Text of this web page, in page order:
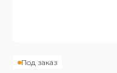
Под заказ